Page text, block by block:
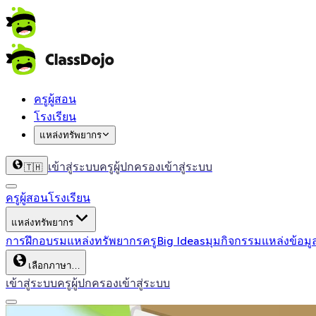
ครูผู้สอน
โรงเรียน
แหล่งทรัพยากร
🇹🇭 เข้าสู่ระบบครูผู้ปกครองเข้าสู่ระบบ
ครูผู้สอนโรงเรียน
แหล่งทรัพยากร
การฝึกอบรมแหล่งทรัพยากรครูBig Ideasมุมกิจกรรมแหล่งข้อมู
เลือกภาษา…
เข้าสู่ระบบครูผู้ปกครองเข้าสู่ระบบ